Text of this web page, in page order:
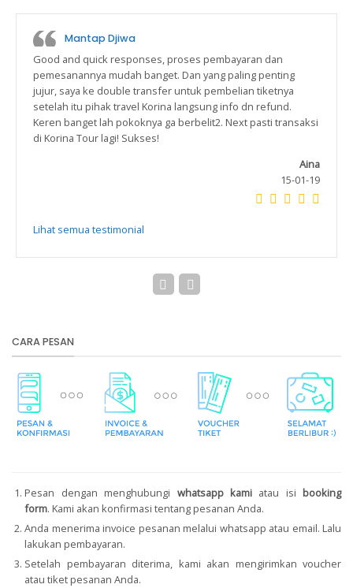
Mantap Djiwa
Good and quick responses, proses pembayaran dan
pemesanannya mudah banget. Dan yang paling penting
jujur, saya ke double transfer untuk pembelian tiketnya
setelah itu pihak travel Korina langsung info dn refund.
Keren banget lah pokoknya ga berbelit2. Next pasti transaksi
di Korina Tour lagi! Sukses!
Aina
15-01-19
Lihat semua testimonial
CARA PESAN
Pesan dengan menghubungi whatsapp kami atau isi booking
form. Kami akan konfirmasi tentang pesanan Anda.
Anda menerima invoice pesanan melalui whatsapp atau email. Lalu
lakukan pembayaran.
Setelah pembayaran diterima, kami akan mengirimkan voucher
atau tiket pesanan Anda.